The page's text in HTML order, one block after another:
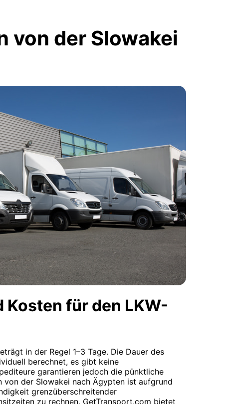
von der Slowakei
Kosten für den LKW-
in der Regel 1–3 Tage. Die Dauer des
berechnet, es gibt keine
garantieren jedoch die pünktliche
von der Slowakei nach Ägypten ist aufgrund
grenzüberschreitender
zu rechnen. GetTransport.com bietet